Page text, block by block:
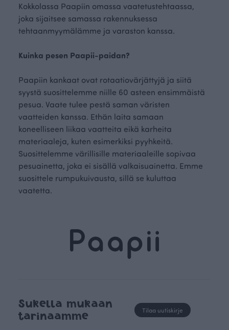
Kokkolassa Paapiin omassa vaatetustehtaassa,
joka sijaitsee samassa rakennuksessa
tehtaanmyymälämme ja varaston kanssa.
Kuinka pesen Paapii-paidan?
Paapiin kankaat ovat rotaatiovärjättyjä ja siitä
syystä suosittelemme niille 60 asteen ensimmäistä
pesua. Vaate tulee pestä saman väristen
vaatteiden kanssa. Ethän laita samaan
koneelliseen liikaa vaatteita eikä karheita
materiaaleja, kuten esimerkiksi pyyhkeitä.
Suosittelemme värillisille materiaaleille sopivaa
pesuainetta, joka ei sisällä valkaisuainetta. Emme
suosittele rumpukuivausta, sillä se kuluttaa
vaatetta.
Sukella mukaan
tarinaamme
Tilaa uutiskirje